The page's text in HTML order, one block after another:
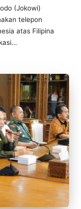
(Jokowi)
telepon
atas Filipina